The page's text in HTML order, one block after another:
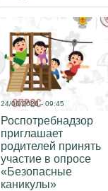
24/06/2026 - 09:45
Роспотребнадзор
приглашает
родителей принять
участие в опросе
«Безопасные
каникулы»